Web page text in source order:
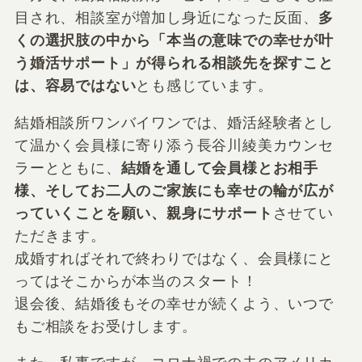
目され、相談室が増加し身近になった反面、 多
くの選択肢の中から「本当の意味での幸せが叶
う婚活サポート」が得られる相談先を探すこと
は、容易ではないとも感じています。
結婚相談所ワンバイワンでは、婚活経験者とし
て温かく会員様に寄り添う長谷川綾美カウンセ
ラーとともに、 結婚を通して会員様とお相手
様、そしてお二人のご家族にも幸せの輪が広が
っていくことを願い、親身にサポート させてい
ただきます。
成婚すればそれで終わりではなく、会員様にと
ってはそこからが本当のスタート！
退会後、結婚後もその幸せが続くよう、いつで
もご相談をお受けします。